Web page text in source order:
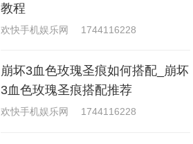
教程
欢快手机娱乐网 1744116228
崩坏3血色玫瑰圣痕如何搭配_崩坏
3血色玫瑰圣痕搭配推荐
欢快手机娱乐网 1744116228